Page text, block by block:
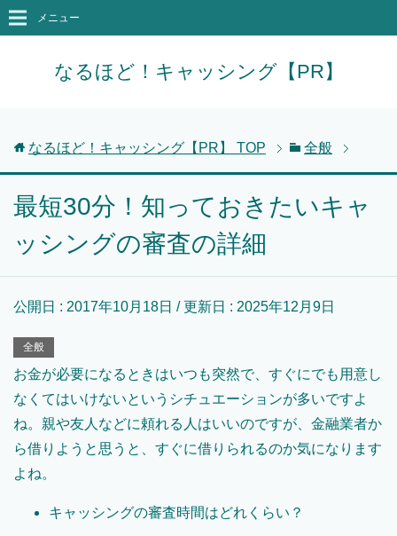
なるほど！キャッシング【PR】
メニュー
なるほど！キャッシング【PR】 TOP 全般
最短30分！知っておきたいキャ
ッシングの審査の詳細
公開日 : 2017年10月18日 / 更新日 : 2025年12月9日
全般
お金が必要になるときはいつも突然で、すぐにでも用意し
なくてはいけないというシチュエーションが多いですよ
ね。親や友人などに頼れる人はいいのですが、金融業者か
ら借りようと思うと、すぐに借りられるのか気になります
よね。
キャッシングの審査時間はどれくらい？